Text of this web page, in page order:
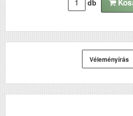
db
Véleményírás